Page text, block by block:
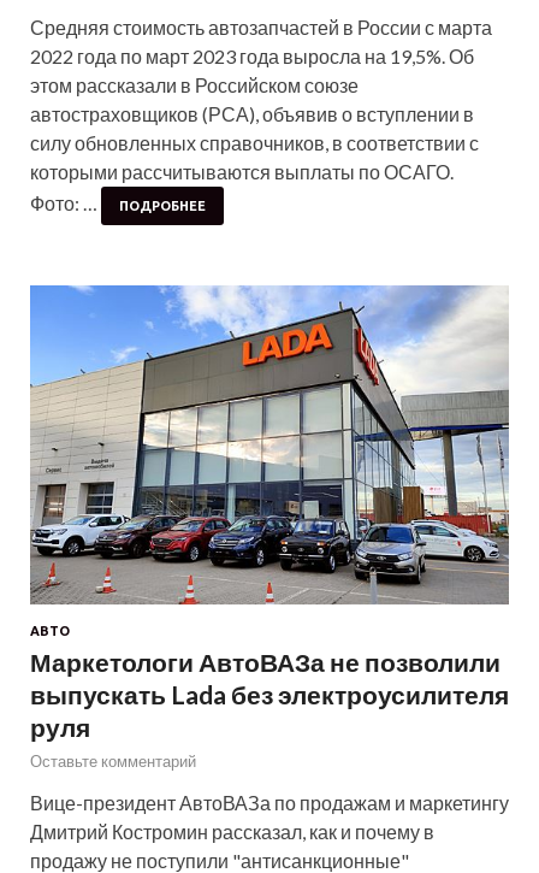
Средняя стоимость автозапчастей в России с марта
2022 года по март 2023 года выросла на 19,5%. Об
этом рассказали в Российском союзе
автостраховщиков (РСА), объявив о вступлении в
силу обновленных справочников, в соответствии с
которыми рассчитываются выплаты по ОСАГО.
Фото: …
ПОДРОБНЕЕ
АВТО
Маркетологи АвтоВАЗа не позволили
выпускать Lada без электроусилителя
руля
Оставьте комментарий
Вице-президент АвтоВАЗа по продажам и маркетингу
Дмитрий Костромин рассказал, как и почему в
продажу не поступили "антисанкционные"